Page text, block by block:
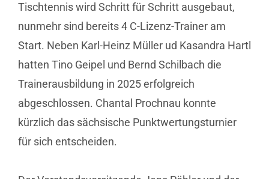
Tischtennis wird Schritt für Schritt ausgebaut,
nunmehr sind bereits 4 C-Lizenz-Trainer am
Start. Neben Karl-Heinz Müller ud Kasandra Hartl
hatten Tino Geipel und Bernd Schilbach die
Trainerausbildung in 2025 erfolgreich
abgeschlossen. Chantal Prochnau konnte
kürzlich das sächsische Punktwertungsturnier
für sich entscheiden.